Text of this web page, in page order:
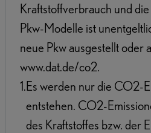
Kraftstoffverbrauch und
Pkw-Modelle ist
neue Pkw ausgestellt oder
www.dat.de/co2.
1.Es werden nur die CO2-
entstehen. CO2-
des Kraftstoffes bzw. der